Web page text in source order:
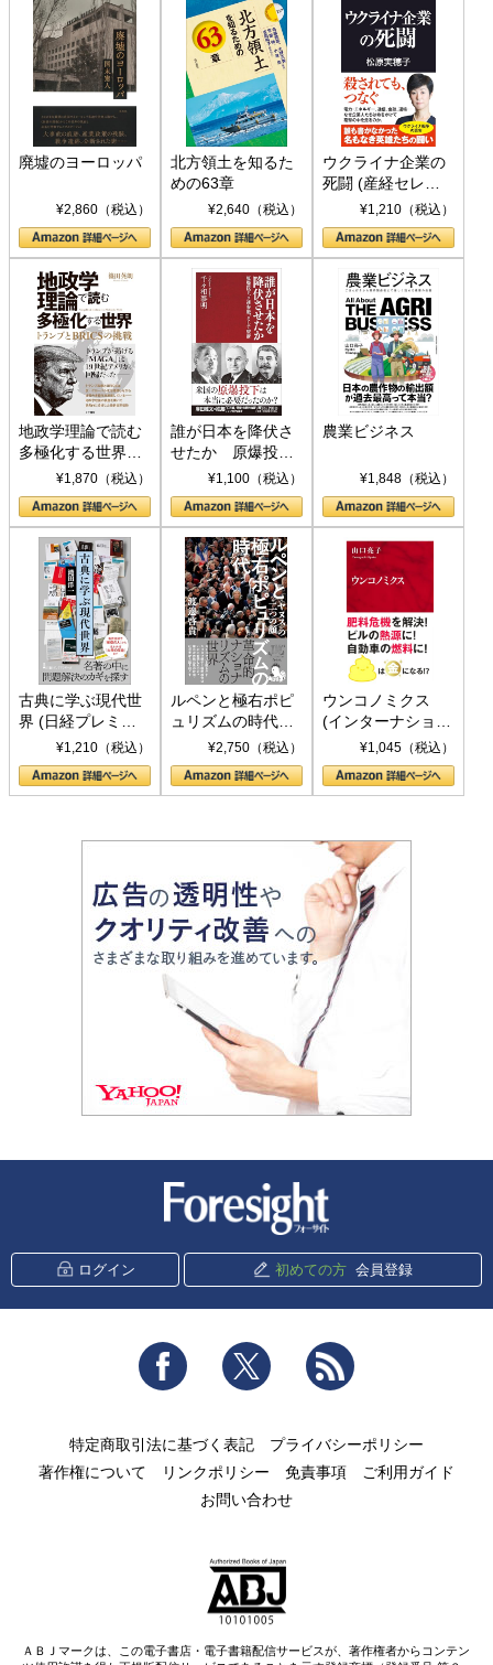
廃墟のヨーロッパ
¥2,860（税込）
北方領土を知るた
めの63章
¥2,640（税込）
ウクライナ企業の
死闘 (産経セレク
ト S 039)¥1,210（税込）
地政学理論で読む
多極化する世界：
トランプとBRICS
の挑戦
¥1,870（税込）
誰が日本を降伏さ
せたか 原爆投
下、ソ連参戦、そ
して聖断 (PHP新
書)
¥1,100（税込）
農業ビジネス
¥1,848（税込）
古典に学ぶ現代世
界 (日経プレミア
シリーズ)¥1,210（税込）
ルペンと極右ポピ
ュリズムの時代：
〈ヤヌス〉の二つ
の顔
¥2,750（税込）
ウンコノミクス
(インターナショナ
ル新書)¥1,045（税込）
ログイン 初めての方 会員登録
Facebook Twitter
特定商取引法に基づく表記
プライバシーポリシー
著作権について
リンクポリシー 免責事項
ご利用ガイド
お問い合わせ
ＡＢＪマークは、この電子書店・電子書籍配信サービスが、著作権者からコンテン